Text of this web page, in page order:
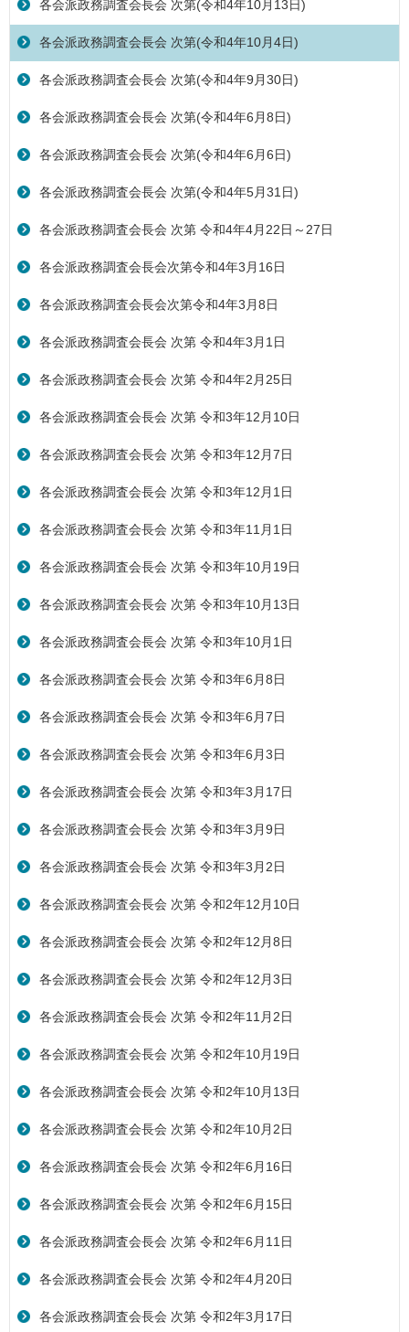
各会派政務調査会長会 次第(令和4年10月13日)
各会派政務調査会長会 次第(令和4年10月4日)
各会派政務調査会長会 次第(令和4年9月30日)
各会派政務調査会長会 次第(令和4年6月8日)
各会派政務調査会長会 次第(令和4年6月6日)
各会派政務調査会長会 次第(令和4年5月31日)
各会派政務調査会長会 次第 令和4年4月22日～27日
各会派政務調査会長会次第令和4年3月16日
各会派政務調査会長会次第令和4年3月8日
各会派政務調査会長会 次第 令和4年3月1日
各会派政務調査会長会 次第 令和4年2月25日
各会派政務調査会長会 次第 令和3年12月10日
各会派政務調査会長会 次第 令和3年12月7日
各会派政務調査会長会 次第 令和3年12月1日
各会派政務調査会長会 次第 令和3年11月1日
各会派政務調査会長会 次第 令和3年10月19日
各会派政務調査会長会 次第 令和3年10月13日
各会派政務調査会長会 次第 令和3年10月1日
各会派政務調査会長会 次第 令和3年6月8日
各会派政務調査会長会 次第 令和3年6月7日
各会派政務調査会長会 次第 令和3年6月3日
各会派政務調査会長会 次第 令和3年3月17日
各会派政務調査会長会 次第 令和3年3月9日
各会派政務調査会長会 次第 令和3年3月2日
各会派政務調査会長会 次第 令和2年12月10日
各会派政務調査会長会 次第 令和2年12月8日
各会派政務調査会長会 次第 令和2年12月3日
各会派政務調査会長会 次第 令和2年11月2日
各会派政務調査会長会 次第 令和2年10月19日
各会派政務調査会長会 次第 令和2年10月13日
各会派政務調査会長会 次第 令和2年10月2日
各会派政務調査会長会 次第 令和2年6月16日
各会派政務調査会長会 次第 令和2年6月15日
各会派政務調査会長会 次第 令和2年6月11日
各会派政務調査会長会 次第 令和2年4月20日
各会派政務調査会長会 次第 令和2年3月17日